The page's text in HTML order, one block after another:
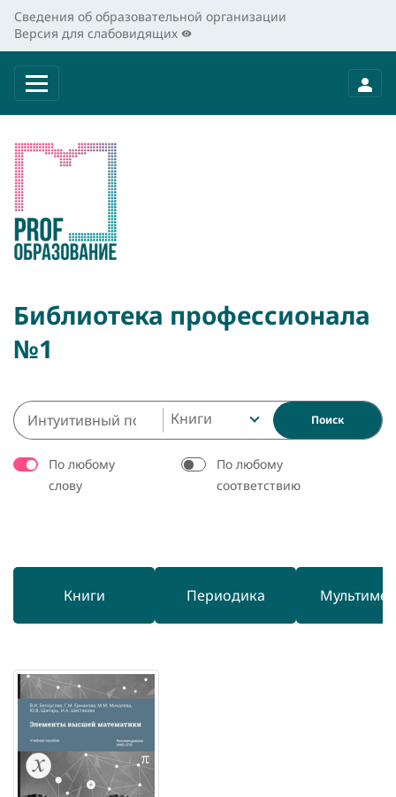
Сведения об образовательной организации
Версия для слабовидящих
Библиотека профессионала
№1
Книги Поиск
По любому
слову
По любому
соответствию
Книги Периодика